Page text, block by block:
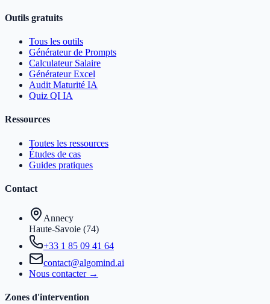
Outils gratuits
Tous les outils
Générateur de Prompts
Calculateur Salaire
Générateur Excel
Audit Maturité IA
Quiz QI IA
Ressources
Toutes les ressources
Études de cas
Guides pratiques
Contact
Annecy
Haute-Savoie (74)
+33 1 85 09 41 64
contact@algomind.ai
Nous contacter →
Zones d'intervention